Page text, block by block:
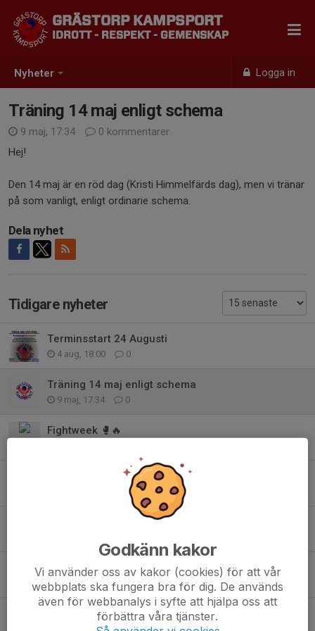
Nyheter Logga in
GRÄSTORP KAMPSPORT
IDROTT - RESPEKT - GEMENSKAP
Träning 14 maj enligt schema
9 maj, 17:34
0 kommentarer
Hej!
Den 14 maj är en röd dag (Kristi Himmelfärds dag), men vi tränar
på som vanligt, enligt ordinarie schema.
Dela nyhet
Tidigare nyheter
Terminsstart 24 Augusti
4 aug, 18:00 0
Träning 14 maj enligt schema
9 maj, 17:34 0
Fightweek 🥊🔥
Välkommen på årsmöte
0
Fakturor och Flaskor
Gradering Taekwondo 14 december
21 nov 2025 0
Fightweek 🥊💥
14 okt 2025 0
Godkänn kakor
Vi använder oss av kakor (cookies) för att vår
webbplats ska fungera bra för dig. De används
även för webbanalys i syfte att hjälpa oss att
förbättra våra tjänster.